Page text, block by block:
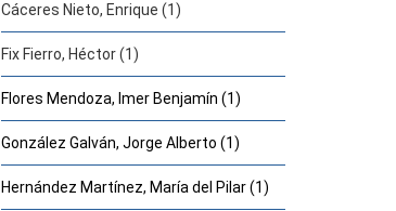
Cáceres Nieto, Enrique (1)
Fix Fierro, Héctor (1)
Flores Mendoza, Imer Benjamín (1)
González Galván, Jorge Alberto (1)
Hernández Martínez, María del Pilar (1)